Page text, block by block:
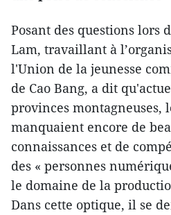
Posant des questions lors
Lam, travaillant à
l'Union de la jeunesse
de Cao Bang, a dit
provinces montagneuses,
manquaient encore de
connaissances et de
des « personnes
le domaine de la
Dans cette optique, il se